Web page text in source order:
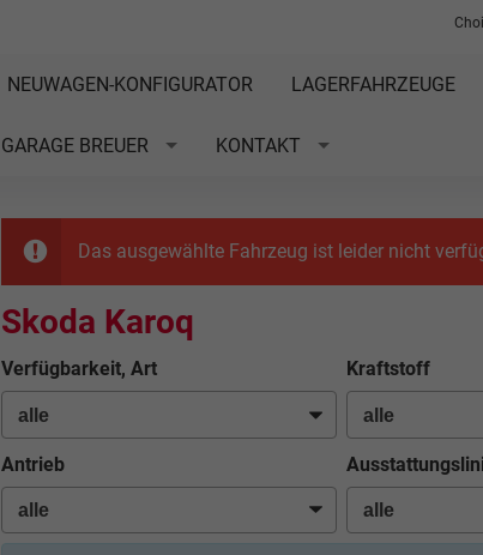
NEUWAGEN-KONFIGURATOR LAGERFAHRZEUGE
GARAGE BREUER KONTAKT
Das ausgewählte Fahrzeug ist leider nicht
Skoda Karoq
Verfügbarkeit, Art Kraftstoff
Antrieb